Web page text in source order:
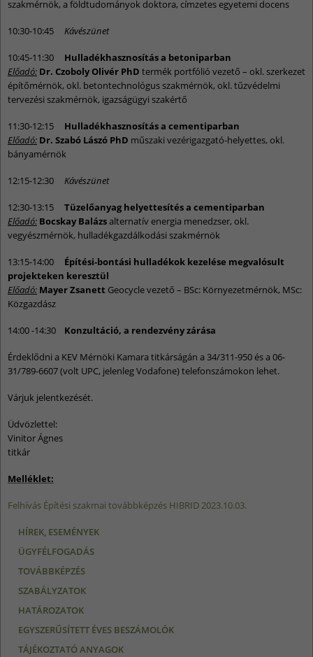
szakmérnök, a földtudományok doktora, címzetes egyetemi docens
10:30-10:45 Kávészünet
10:45-11:30 Hulladékhasznosítás a betoniparban
Előadó: Dr. Czoboly Olivér PhD termék portfólió vezető – okl. szerkezet
építőmérnök, okl. betontechnológus szakmérnök, okl. tűzvédelmi
tervezési szakmérnök, igazságügyi szakértő
11:30-12:15 Hulladékhasznosítás a cementiparban
Előadó: Dr. Szabó Lászó PhD műszaki vezérigazgató-helyettes, okl.
bányamérnök
12:15-12:30 Kávészünet
12:30-13:15 Tüzelőanyag helyettesítés a cementiparban
Előadó: Bocskay Balázsalternatív energia menedzser, okl.
vegyészmérnök, hulladékgazdálkodási szakmérnök
13:15-14:00 Építési-bontási hulladékok kezelése megvalósult
projekteken keresztül
Előadó: Mayer Zsanett Geocycle vezető – BSc: Környezetmérnök, MSc:
Közgazdász
14:00 -14:30 Konzultáció, a rendezvény zárása
Érdeklődni a KEV Mérnöki Kamara titkárságán a 34/311-950 és a 06-
31/789-6607 (volt UPC, jelenleg Vodafone) telefonszámokon lehet.
Várjuk jelentkezését.
Üdvözlettel:
Vinitor Ágnes
titkár
Melléklet:
Felhívás Építési szakmai továbbképzés HIBRID 2023.10.03.
HÍREK, ESEMÉNYEK
ÜGYFÉLFOGADÁS
TOVÁBBKÉPZÉS
SZABÁLYZATOK
HATÁROZATOK
EGYSZERŰSÍTETT ÉVES BESZÁMOLÓK
TÁJÉKOZTATÓ ANYAGOK